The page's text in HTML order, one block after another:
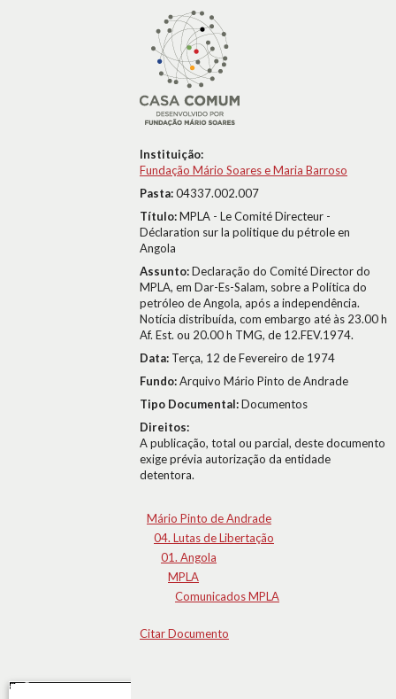
Instituição:
Fundação Mário Soares e Maria Barroso
Pasta:04337.002.007
Título:MPLA - Le Comité Directeur -
Déclaration sur la politique du pétrole en
Angola
Assunto:Declaração do Comité Director do
MPLA, em Dar-Es-Salam, sobre a Política do
petróleo de Angola, após a independência.
Notícia distribuída, com embargo até às 23.00 h
Af. Est. ou 20.00 h TMG, de 12.FEV.1974.
Data: Terça, 12 de Fevereiro de 1974
Fundo:Arquivo Mário Pinto de Andrade
Tipo Documental:Documentos
Direitos:
A publicação, total ou parcial, deste documento
exige prévia autorização da entidade
detentora.
Mário Pinto de Andrade
04. Lutas de Libertação
01. Angola
MPLA
Comunicados MPLA
Citar Documento